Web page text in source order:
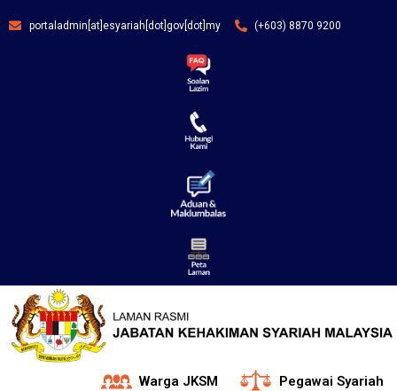
portaladmin[at]esyariah[dot]gov[dot]my (+603) 8870 9200
Warga JKSM
Pegawai Syariah